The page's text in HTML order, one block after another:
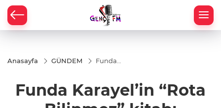
Anasayfa GÜNDEM
Funda
kitabı
Türkevi’nde
Funda Karayel’in “Rota